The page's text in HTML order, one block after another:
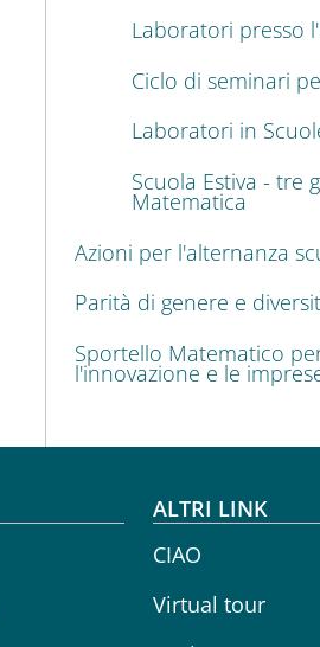
Laboratori presso
Ciclo di seminari
Laboratori in
Scuola Estiva - tre
Matematica
Azioni per l'alternanza
Parità di genere e
Sportello Matematico
l'innovazione e le
ALTRI LINK
CIAO
Virtual tour